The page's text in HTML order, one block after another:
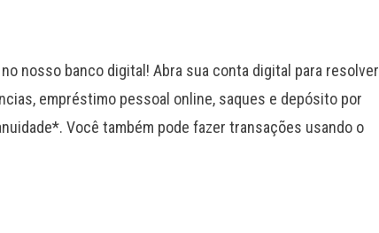
nosso banco digital! Abra sua conta digital para resolver
empréstimo pessoal online, saques e depósito por
Você também pode fazer transações usando o